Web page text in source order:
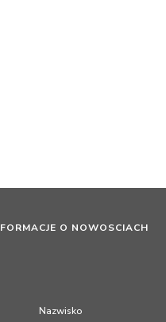
O NOWOSCIACH